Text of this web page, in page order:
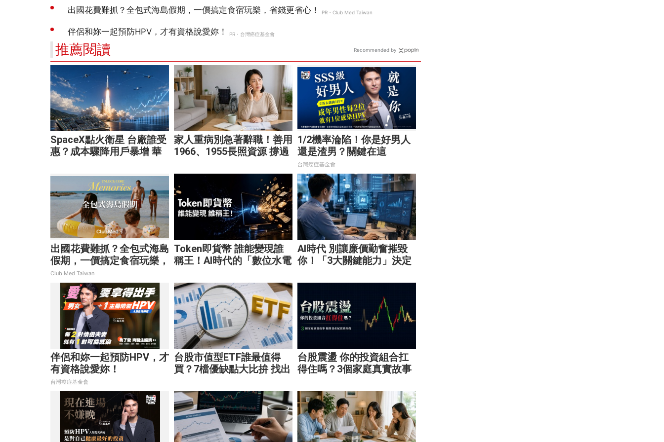
推薦閱讀
SpaceX點火衛星 台廠誰受
惠？成本驟降用戶暴增 華
家人重病別急著辭職！善用
1966、1955長照資源 撐過
1/2機率淪陷！你是好男人
還是渣男？關鍵在這
台灣癌症基金會
出國花費難抓？全包式海島
假期，一價搞定食宿玩樂，
省錢更省心！
Club Med Taiwan
Token即貨幣 誰能變現誰
稱王！AI時代的「數位水電
AI時代 別讓廉價勤奮摧毀
你！「3大關鍵能力」決定
伴侶和妳一起預防HPV，才
有資格說愛妳！
台灣癌症基金會
台股市值型ETF誰最值得
買？7檔優缺點大比拚 找出
台股震盪 你的投資組合扛
得住嗎？3個家庭真實故事
Recommended by